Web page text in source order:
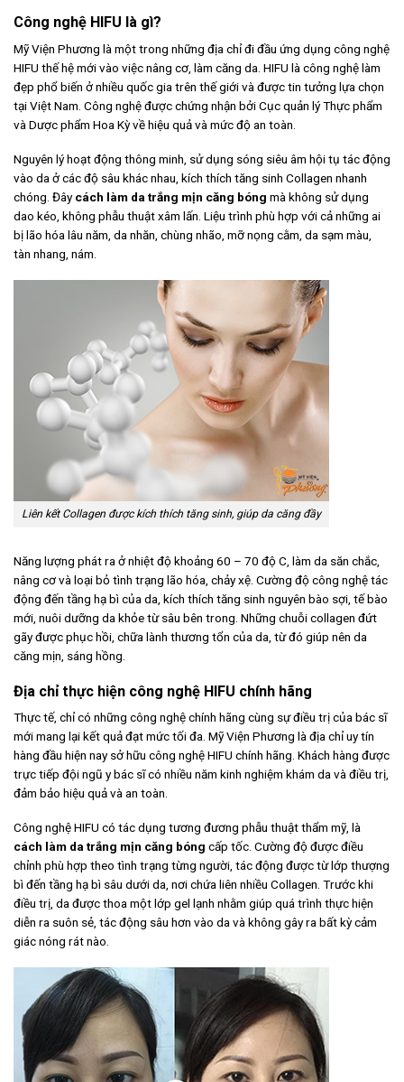
Công nghệ HIFU là gì?
Mỹ Viện Phương là một trong những địa chỉ đi đầu ứng dụng công nghệ
HIFU thế hệ mới vào việc nâng cơ, làm căng da. HIFU là công nghệ làm
đẹp phổ biến ở nhiều quốc gia trên thế giới và được tin tưởng lựa chọn
tại Việt Nam. Công nghệ được chứng nhận bởi Cục quản lý Thực phẩm
và Dược phẩm Hoa Kỳ về hiệu quả và mức độ an toàn.
Nguyên lý hoạt động thông minh, sử dụng sóng siêu âm hội tụ tác động
vào da ở các độ sâu khác nhau, kích thích tăng sinh Collagen nhanh
chóng. Đâycách làm da trắng mịn căng bóng mà không sử dụng
dao kéo, không phẫu thuật xâm lấn. Liệu trình phù hợp với cả những ai
bị lão hóa lâu năm, da nhăn, chùng nhão, mỡ nọng cằm, da sạm màu,
tàn nhang, nám.
Liên kết Collagen được kích thích tăng sinh, giúp da căng đầy
Năng lượng phát ra ở nhiệt độ khoảng 60 – 70 độ C, làm da săn chắc,
nâng cơ và loại bỏ tình trạng lão hóa, chảy xệ. Cường độ công nghệ tác
động đến tầng hạ bì của da, kích thích tăng sinh nguyên bào sợi, tế bào
mới, nuôi dưỡng da khỏe từ sâu bên trong. Những chuỗi collagen đứt
gãy được phục hồi, chữa lành thương tổn của da, từ đó giúp nên da
căng mịn, sáng hồng.
Địa chỉ thực hiện công nghệ HIFU chính hãng
Thực tế, chỉ có những công nghệ chính hãng cùng sự điều trị của bác sĩ
mới mang lại kết quả đạt mức tối đa. Mỹ Viện Phương là địa chỉ uy tín
hàng đầu hiện nay sở hữu công nghệ HIFU chính hãng. Khách hàng được
trực tiếp đội ngũ y bác sĩ có nhiều năm kinh nghiệm khám da và điều trị,
đảm bảo hiệu quả và an toàn.
Công nghệ HIFU có tác dụng tương đương phẫu thuật thẩm mỹ, là
cách làm da trắng mịn căng bóng cấp tốc. Cường độ được điều
chỉnh phù hợp theo tình trạng từng người, tác động được từ lớp thượng
bì đến tầng hạ bì sâu dưới da, nơi chứa liên nhiều Collagen. Trước khi
điều trị, da được thoa một lớp gel lạnh nhằm giúp quá trình thực hiện
diễn ra suôn sẻ, tác động sâu hơn vào da và không gây ra bất kỳ cảm
giác nóng rát nào.